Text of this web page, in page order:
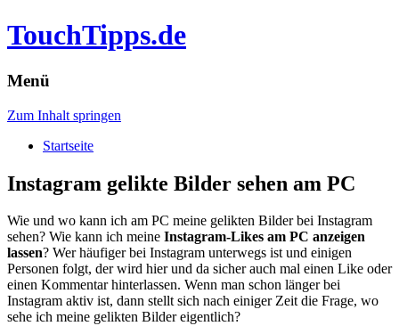
TouchTipps.de
Menü
Zum Inhalt springen
Startseite
Instagram gelikte Bilder sehen am PC
Wie und wo kann ich am PC meine gelikten Bilder bei Instagram
sehen? Wie kann ich meine Instagram-Likes am PC anzeigen
lassen? Wer häufiger bei Instagram unterwegs ist und einigen
Personen folgt, der wird hier und da sicher auch mal einen Like oder
einen Kommentar hinterlassen. Wenn man schon länger bei
Instagram aktiv ist, dann stellt sich nach einiger Zeit die Frage, wo
sehe ich meine gelikten Bilder eigentlich?